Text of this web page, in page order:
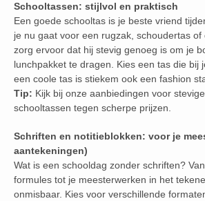
Schooltassen: stijlvol en praktisch
Een goede schooltas is je beste vriend
je nu gaat voor een rugzak, schoudertas
zorg ervoor dat hij stevig genoeg is om je
lunchpakket te dragen. Kies een tas die bij
een coole tas is stiekem ook een fashion
Tip: Kijk bij onze aanbiedingen voor
schooltassen tegen scherpe prijzen.
Schriften en notitieblokken: voor je
aantekeningen)
Wat is een schooldag zonder schriften?
formules tot je meesterwerken in het
onmisbaar. Kies voor verschillende